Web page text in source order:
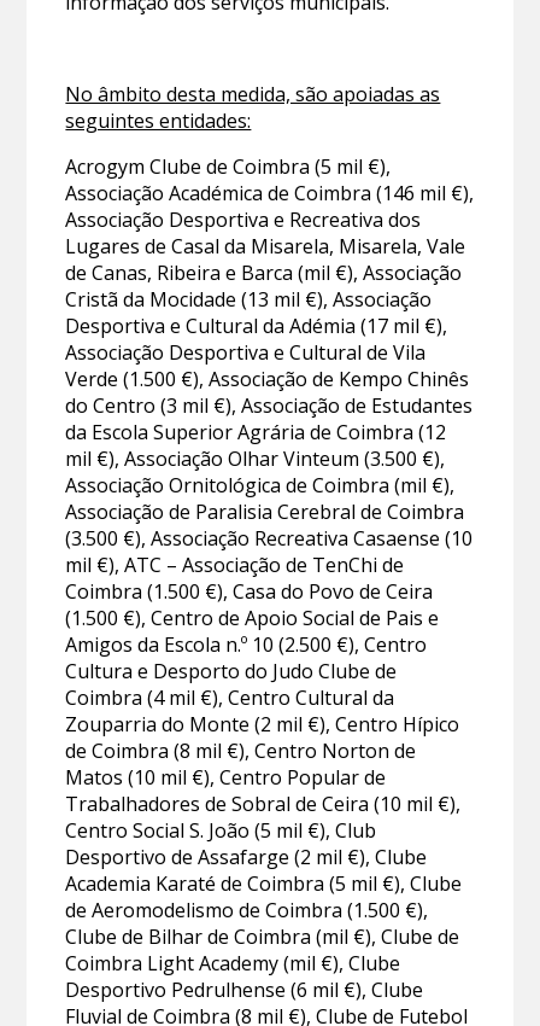
No âmbito desta medida, são apoiadas as
seguintes entidades:
Acrogym Clube de Coimbra (5 mil €),
Associação Académica de Coimbra (146 mil €),
Associação Desportiva e Recreativa dos
Lugares de Casal da Misarela, Misarela, Vale
de Canas, Ribeira e Barca (mil €), Associação
Cristã da Mocidade (13 mil €), Associação
Desportiva e Cultural da Adémia (17 mil €),
Associação Desportiva e Cultural de Vila
Verde (1.500 €), Associação de Kempo Chinês
do Centro (3 mil €), Associação de Estudantes
da Escola Superior Agrária de Coimbra (12
mil €), Associação Olhar Vinteum (3.500 €),
Associação Ornitológica de Coimbra (mil €),
Associação de Paralisia Cerebral de Coimbra
(3.500 €), Associação Recreativa Casaense (10
mil €), ATC – Associação de TenChi de
Coimbra (1.500 €), Casa do Povo de Ceira
(1.500 €), Centro de Apoio Social de Pais e
Amigos da Escola n.º 10 (2.500 €), Centro
Cultura e Desporto do Judo Clube de
Coimbra (4 mil €), Centro Cultural da
Zouparria do Monte (2 mil €), Centro Hípico
de Coimbra (8 mil €), Centro Norton de
Matos (10 mil €), Centro Popular de
Trabalhadores de Sobral de Ceira (10 mil €),
Centro Social S. João (5 mil €), Club
Desportivo de Assafarge (2 mil €), Clube
Academia Karaté de Coimbra (5 mil €), Clube
de Aeromodelismo de Coimbra (1.500 €),
Clube de Bilhar de Coimbra (mil €), Clube de
Coimbra Light Academy (mil €), Clube
Desportivo Pedrulhense (6 mil €), Clube
Fluvial de Coimbra (8 mil €), Clube de Futebol